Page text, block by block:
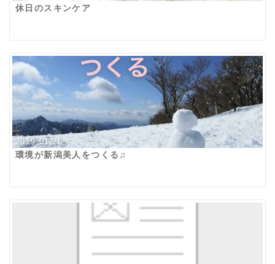
休日のスキンケア
2019.01.26
環境が新潟美人をつくる♫